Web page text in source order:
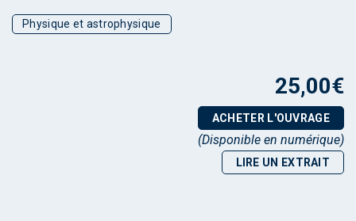
Physique et astrophysique
25,00€
ACHETER L'OUVRAGE
(Disponible en numérique)
LIRE UN EXTRAIT